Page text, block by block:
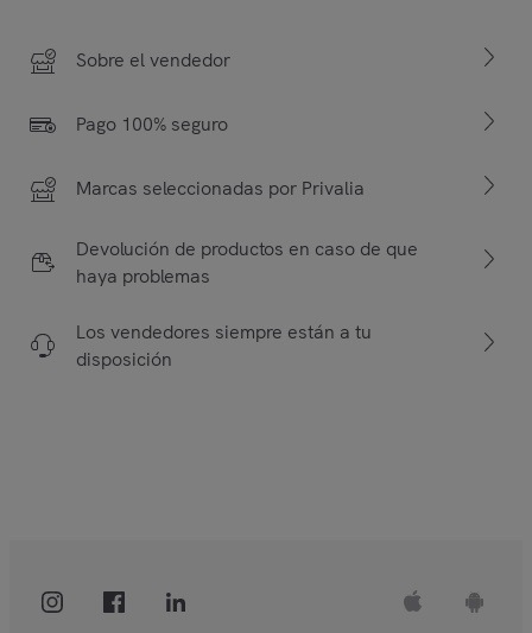
Sobre el vendedor
Pago 100% seguro
Marcas seleccionadas por Privalia
Devolución de productos en caso de que
haya problemas
Los vendedores siempre están a tu
disposición